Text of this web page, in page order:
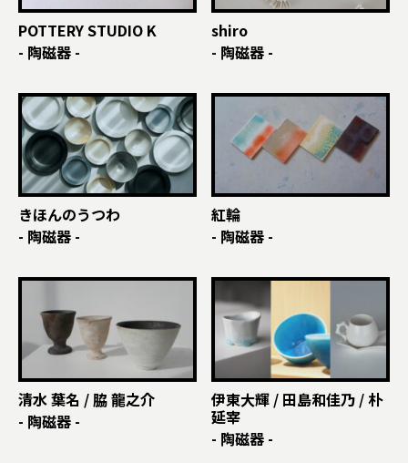
POTTERY STUDIO K
- 陶磁器 -
shiro
- 陶磁器 -
きほんのうつわ
- 陶磁器 -
紅輪
- 陶磁器 -
清水 葉名 / 脇 龍之介
- 陶磁器 -
伊東大輝 / 田島和佳乃 / 朴
延宰
- 陶磁器 -